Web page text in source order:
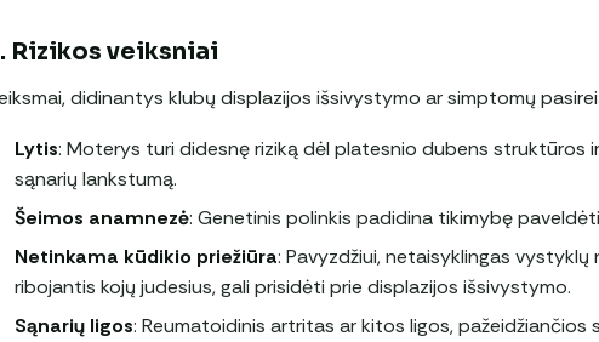
Rizikos veiksniai
didinantys klubų displazijos išsivystymo ar simptomų
Lytis: Moterys turi didesnę riziką dėl platesnio dubens struktūros
sąnarių lankstumą.
Šeimos anamnezė: Genetinis polinkis padidina tikimybę
Netinkama kūdikio priežiūra: Pavyzdžiui, netaisyklingas vystyklų
ribojantis kojų judesius, gali prisidėti prie displazijos išsivystymo.
Sąnarių ligos: Reumatoidinis artritas ar kitos ligos, pažeidžiančios